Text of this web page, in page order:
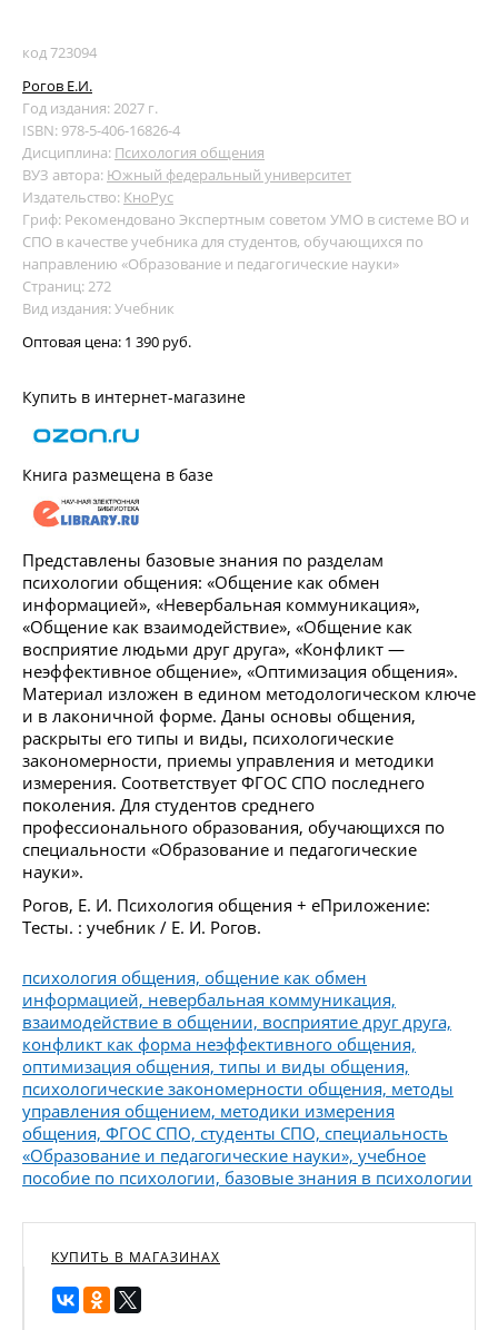
код 723094
Рогов Е.И.
Год издания: 2027 г.
ISBN: 978-5-406-16826-4
Дисциплина: Психология общения
ВУЗ автора: Южный федеральный университет
Издательство: КноРус
Гриф: Рекомендовано Экспертным советом УМО в системе ВО и
СПО в качестве учебника для студентов, обучающихся по
направлению «Образование и педагогические науки»
Страниц: 272
Вид издания: Учебник
Оптовая цена: 1 390 руб.
Купить в интернет-магазине
Книга размещена в базе
Представлены базовые знания по разделам
психологии общения: «Общение как обмен
информацией», «Невербальная коммуникация»,
«Общение как взаимодействие», «Общение как
восприятие людьми друг друга», «Конфликт —
неэффективное общение», «Оптимизация общения».
Материал изложен в едином методологическом ключе
и в лаконичной форме. Даны основы общения,
раскрыты его типы и виды, психологические
закономерности, приемы управления и методики
измерения. Соответствует ФГОС СПО последнего
поколения. Для студентов среднего
профессионального образования, обучающихся по
специальности «Образование и педагогические
науки».
Рогов, Е. И. Психология общения + еПриложение:
Тесты. : учебник / Е. И. Рогов.
психология общения, общение как обмен
информацией, невербальная коммуникация,
взаимодействие в общении, восприятие друг друга,
конфликт как форма неэффективного общения,
оптимизация общения, типы и виды общения,
психологические закономерности общения, методы
управления общением, методики измерения
общения, ФГОС СПО, студенты СПО, специальность
«Образование и педагогические науки», учебное
пособие по психологии, базовые знания в психологии
КУПИТЬ В МАГАЗИНАХ